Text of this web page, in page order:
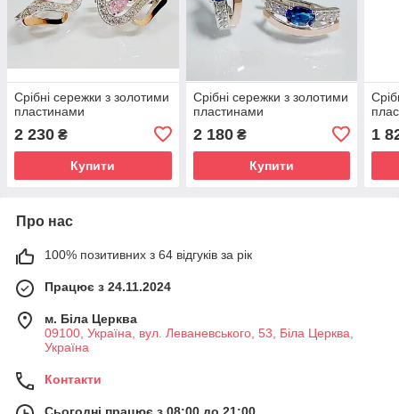
Срібні сережки з золотими
пластинами
2 230 ₴
Купити
Срібні сережки з золотими
пластинами
2 180₴
Купити
1
Про нас
100% позитивних з 64 відгуків за рік
Працює з 24.11.2024
м. Біла Церква
09100, Україна, вул. Леваневського, 53, Біла Церква,
Україна
Контакти